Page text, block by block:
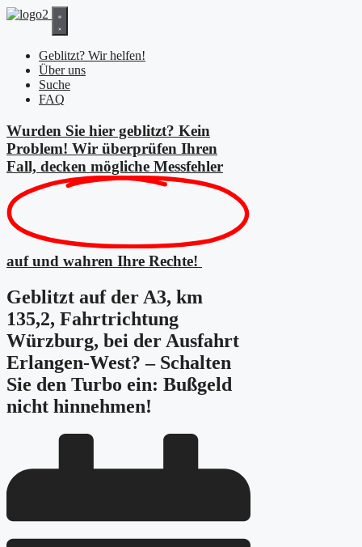
Zum
Geblitzt? Wir helfen!
Über uns
Suche
FAQ
Wurden Sie hier geblitzt? Kein
Problem! Wir überprüfen Ihren
Fall, decken mögliche Messfehler
auf und wahren Ihre Rechte!
Geblitzt auf der A3, km
135,2, Fahrtrichtung
Würzburg, bei der Ausfahrt
Erlangen-West? – Schalten
Sie den Turbo ein: Bußgeld
nicht hinnehmen!